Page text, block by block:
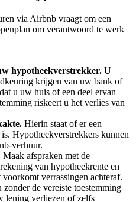
via Airbnb vraagt om een
om verantwoord te werk
hypotheekverstrekker. U
krijgen van uw bank of
u uw huis of een deel ervan
riskeert u het verlies van
Hierin staat of er een
Hypotheekverstrekkers kunnen
verhuur.
Maak afspraken met de
van hypotheekrente en
verrassingen achteraf.
zonder de vereiste toestemming
lening verliezen of zelfs